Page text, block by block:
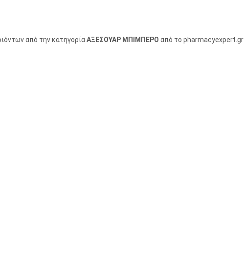
από την κατηγορίαΑΞΕΣΟΥΑΡ ΜΠΙΜΠΕΡΟ από το pharmacyexpert.gr